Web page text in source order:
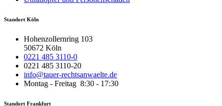
Standort Köln
Hohenzollernring 103
50672 Köln
0221 485 3110-0
0221 485 3110-20
info@tauer-rechtsanwaelte.de
Montag - Freitag 8:30 - 17:30
Standort Frankfurt